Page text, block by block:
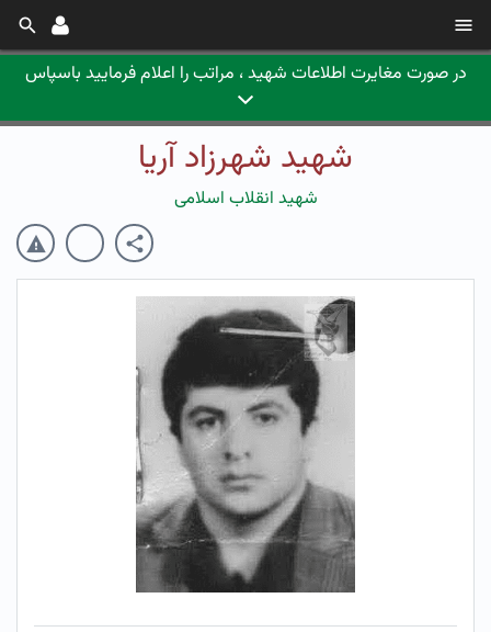
در صورت مغایرت اطلاعات شهید ، مراتب را اعلام فرمایید باسپاس
شهید شهرزاد آریا
شهید انقلاب اسلامی